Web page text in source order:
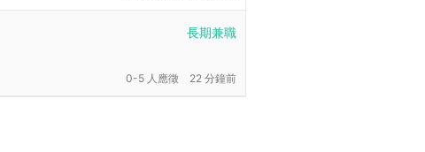
長期兼職
0-5 人應徵 22 分鐘前